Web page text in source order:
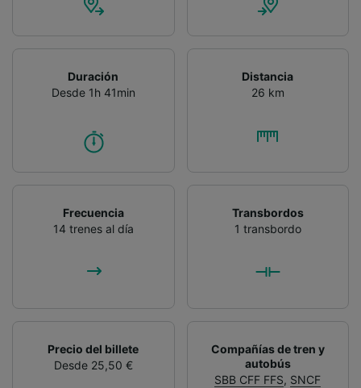
Duración
Desde 1h 41min
Distancia
26 km
Frecuencia
14 trenes al día
Transbordos
1 transbordo
Precio del billete
Desde 25,50 €
Compañías de tren y
autobús
SBB CFF FFS, SNCF